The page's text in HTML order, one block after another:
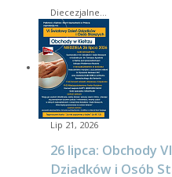
Diecezjalne…
Lip 21, 2026
26 lipca: Obchody
Dziadków i Osób